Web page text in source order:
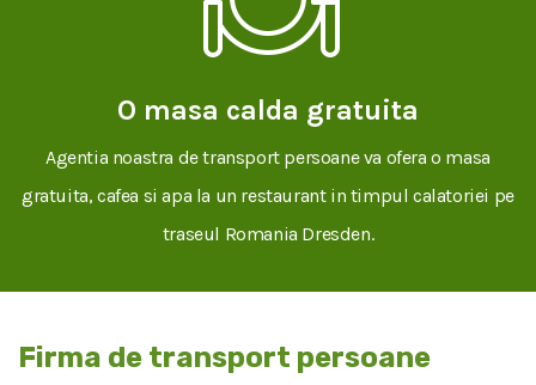
O masa calda gratuita
Agentia noastra de transport persoane va ofera o masa
gratuita, cafea si apa la un restaurant in timpul calatoriei pe
traseul Romania Dresden.
Firma de transport persoane